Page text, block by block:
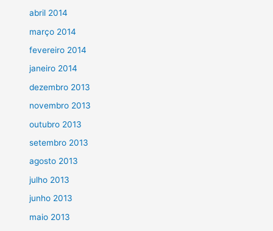
abril 2014
março 2014
fevereiro 2014
janeiro 2014
dezembro 2013
novembro 2013
outubro 2013
setembro 2013
agosto 2013
julho 2013
junho 2013
maio 2013